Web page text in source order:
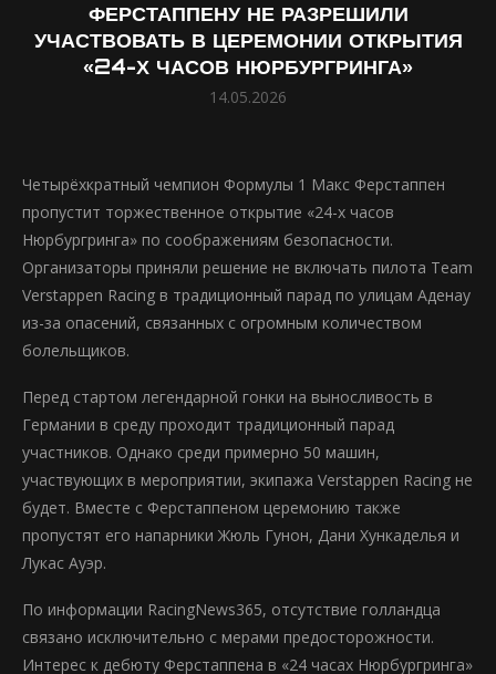
ФЕРСТАППЕНУ НЕ РАЗРЕШИЛИ
УЧАСТВОВАТЬ В ЦЕРЕМОНИИ ОТКРЫТИЯ
«24-Х ЧАСОВ НЮРБУРГРИНГА»
14.05.2026
Четырёхкратный чемпион Формулы 1 Макс Ферстаппен
пропустит торжественное открытие «24-х часов
Нюрбургринга» по соображениям безопасности.
Организаторы приняли решение не включать пилота Team
Verstappen Racing в традиционный парад по улицам Аденау
из-за опасений, связанных с огромным количеством
болельщиков.
Перед стартом легендарной гонки на выносливость в
Германии в среду проходит традиционный парад
участников. Однако среди примерно 50 машин,
участвующих в мероприятии, экипажа Verstappen Racing не
будет. Вместе с Ферстаппеном церемонию также
пропустят его напарники Жюль Гунон, Дани Хункаделья и
Лукас Ауэр.
По информации RacingNews365, отсутствие голландца
связано исключительно с мерами предосторожности.
Интерес к дебюту Ферстаппена в «24 часах Нюрбургринга»